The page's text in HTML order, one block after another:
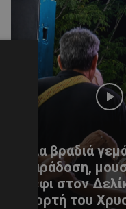
Μια βραδιά
παράδοση,
κέφι στον
γιορτή του